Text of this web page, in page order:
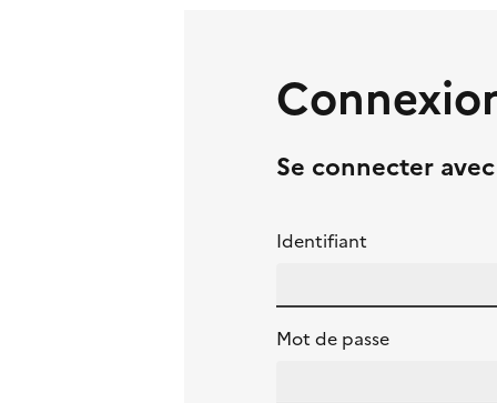
Se connecter
Identifiant
Mot de passe